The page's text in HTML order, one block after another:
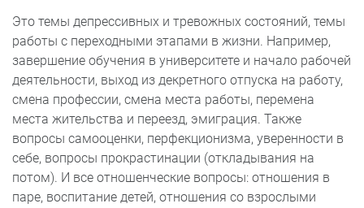
Это темы депрессивных и тревожных состояний, темы
работы с переходными этапами в жизни. Например,
завершение обучения в университете и начало рабочей
деятельности, выход из декретного отпуска на работу,
смена профессии, смена места работы, перемена
места жительства и переезд, эмиграция. Также
вопросы самооценки, перфекционизма, уверенности в
себе, вопросы прокрастинации (откладывания на
потом). И все отношенческие вопросы: отношения в
паре, воспитание детей, отношения со взрослыми